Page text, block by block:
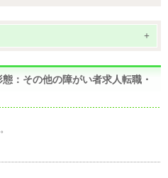
+
：その他の障がい者求人転職・